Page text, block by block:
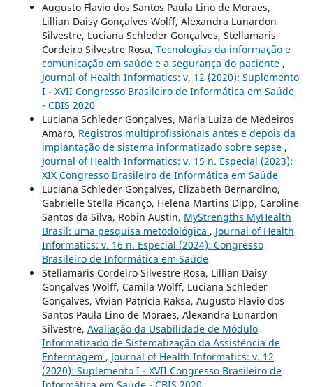
Augusto Flavio dos Santos Paula Lino de Moraes,
Lillian Daisy Gonçalves Wolff, Alexandra Lunardon
Silvestre, Luciana Schleder Gonçalves, Stellamaris
Cordeiro Silvestre Rosa, Tecnologias da informação e
comunicação em saúde e a segurança do paciente ,
Journal of Health Informatics: v. 12 (2020): Suplemento
I - XVII Congresso Brasileiro de Informática em Saúde
- CBIS 2020
Luciana Schleder Gonçalves, Maria Luiza de Medeiros
Amaro, Registros multiprofissionais antes e depois da
implantação de sistema informatizado sobre sepse ,
Journal of Health Informatics: v. 15 n. Especial (2023):
XIX Congresso Brasileiro de Informática em Saúde
Luciana Schleder Gonçalves, Elizabeth Bernardino,
Gabrielle Stella Picanço, Helena Martins Dipp, Caroline
Santos da Silva, Robin Austin, MyStrengths MyHealth
Brasil: uma pesquisa metodológica , Journal of Health
Informatics: v. 16 n. Especial (2024): Congresso
Brasileiro de Informática em Saúde
Stellamaris Cordeiro Silvestre Rosa, Lillian Daisy
Gonçalves Wolff, Camila Wolff, Luciana Schleder
Gonçalves, Vivian Patrícia Raksa, Augusto Flavio dos
Santos Paula Lino de Moraes, Alexandra Lunardon
Silvestre, Avaliação da Usabilidade de Módulo
Informatizado de Sistematização da Assistência de
Enfermagem , Journal of Health Informatics: v. 12
(2020): Suplemento I - XVII Congresso Brasileiro de